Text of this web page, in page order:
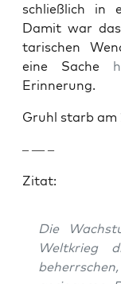
schließlich in
Damit war
tarischen
eine Sache
Erin­nerung.
Gruhl starb am
– — –
Zitat:
Die
Weltkrieg